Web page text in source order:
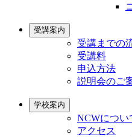
受講案内
受講までの
受講料
申込方法
説明会のご
学校案内
NCWについ
アクセス